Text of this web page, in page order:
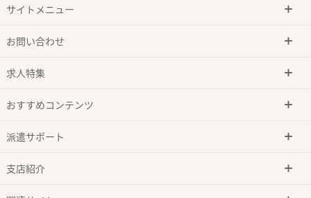
サイトメニュー
お問い合わせ
求人特集
おすすめコンテンツ
派遣サポート
支店紹介